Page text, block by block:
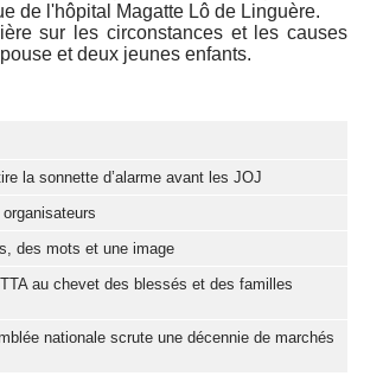
de l'hôpital Magatte Lô de Linguère.
sur les circonstances et les causes
et deux jeunes enfants.
la sonnette d’alarme avant les JOJ
des mots et une image
au chevet des blessés et des familles
nationale scrute une décennie de marchés